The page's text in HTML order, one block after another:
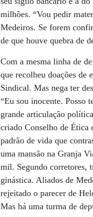
milhões. “Vou pedir
Medeiros. Se forem
de que houve quebra de
Com a mesma linha de
que recolheu doações de
Sindical. Mas nega ter
“Eu sou inocente. Posso
grande articulação
criado Conselho de Ética
padrão de vida que
uma mansão na Granja
mil. Segundo corretores,
ginástica. Aliados de
rejeitado o parecer de
Mas há uma turma de